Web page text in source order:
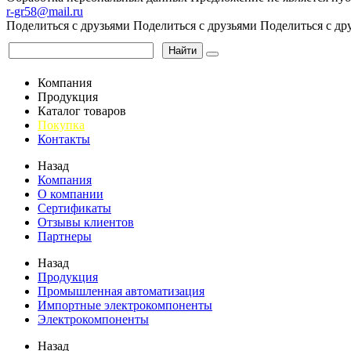
r-gr58@mail.ru
Поделиться с друзьями Поделиться с друзьями Поделиться с
Найти
Компания
Продукция
Каталог товаров
Покупка
Контакты
Назад
Компания
О компании
Сертификаты
Отзывы клиентов
Партнеры
Назад
Продукция
Промышленная автоматизация
Импортные электрокомпоненты
Электрокомпоненты
Назад